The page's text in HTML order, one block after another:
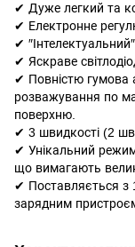
✔ Дуже легкий та
✔ Електронне
✔
✔ Яскраве
✔ Повністю гумова
розважування по
поверхню.
✔ 3 швидкості (2
✔ Унікальний
що вимагають
✔ Поставляється з
зарядним